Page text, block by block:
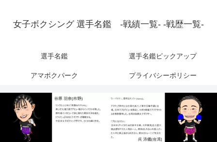
女子ボクシング 選手名鑑 -戦績一覧- -戦歴一覧-
選手名鑑 選手名鑑ピックアップ
アマボクパーク プライバシーポリシー